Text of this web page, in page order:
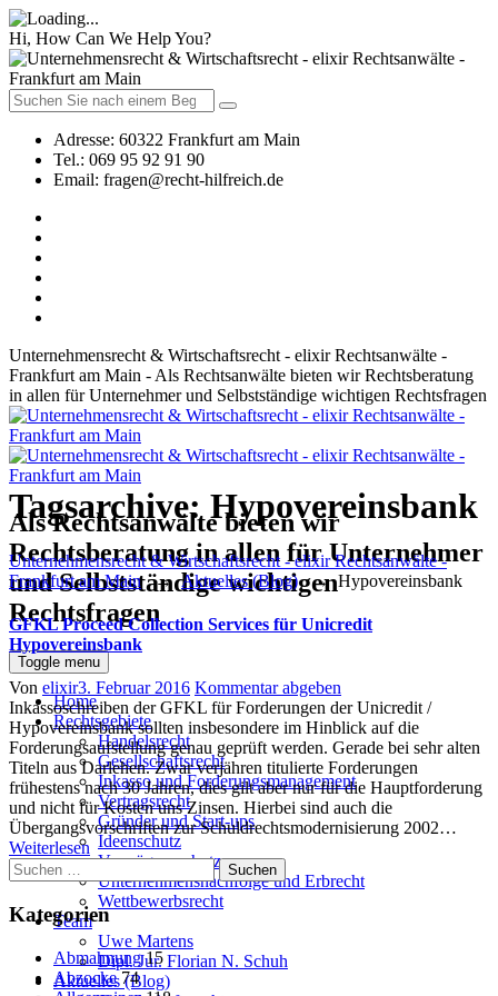
Hi, How Can We Help You?
Adresse: 60322 Frankfurt am Main
Tel.: 069 95 92 91 90
Email: fragen@recht-hilfreich.de
Unternehmensrecht & Wirtschaftsrecht - elixir Rechtsanwälte -
Frankfurt am Main - Als Rechtsanwälte bieten wir Rechtsberatung
in allen für Unternehmer und Selbstständige wichtigen Rechtsfragen
Als Rechtsanwälte bieten wir
Rechtsberatung in allen für Unternehmer
und Selbstständige wichtigen
Rechtsfragen
Toggle menu
Home
Rechtsgebiete
Handelsrecht
Gesellschaftsrecht
Inkasso und Forderungsmanagement
Vertragsrecht
Gründer und Start-ups
Ideenschutz
Vermögensschutz
Unternehmensnachfolge und Erbrecht
Wettbewerbsrecht
Team
Uwe Martens
Dipl. Jur. Florian N. Schuh
Aktuelles (Blog)
Tagsarchive:Hypovereinsbank
Unternehmensrecht & Wirtschaftsrecht - elixir Rechtsanwälte -
Frankfurt am Main →Aktuelles (Blog)→Hypovereinsbank
GFKL Proceed Collection Services für Unicredit
Hypovereinsbank
Author
Von elixirPosted
on
3. Februar 2016 Kommentar abgeben
Inkassoschreiben der GFKL für Forderungen der Unicredit /
Hypovereinsbank sollten insbesondere im Hinblick auf die
Forderungsaufstellung genau geprüft werden. Gerade bei sehr alten
Titeln aus Darlehen. Zwar verjähren titulierte Forderungen
frühestens nach 30 Jahren, dies gilt aber nur für die Hauptforderung
und nicht für Kosten uns Zinsen. Hierbei sind auch die
Übergangsvorschriften zur Schuldrechtsmodernisierung 2002…
Weiterlesen
Suchen
nach:
Kategorien
Abmahnung 15
Abzocke 74